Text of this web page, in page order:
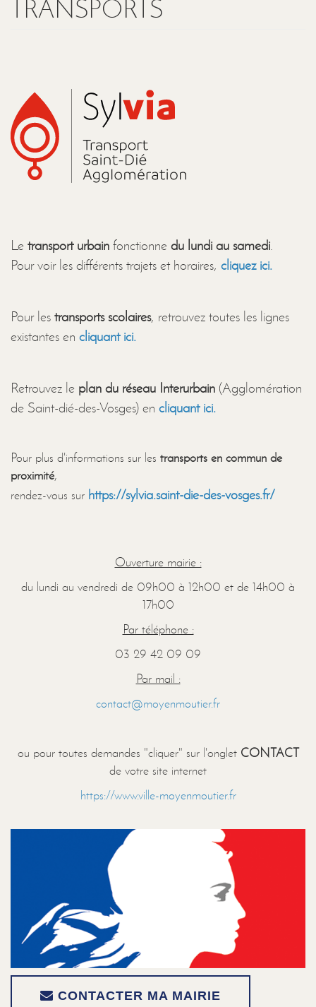
TRANSPORTS
Le transport urbain fonctionne du lundi au samedi.
Pour voir les différents trajets et horaires, cliquez ici.
Pour les transports scolaires, retrouvez toutes les lignes
existantes en cliquant ici.
Retrouvez le plan du réseau Interurbain (Agglomération
de Saint-dié-des-Vosges) en cliquant ici.
Pour plus d'informations sur les transports en commun de
proximité,
rendez-vous sur https://sylvia.saint-die-des-vosges.fr/
Ouverture mairie :
du lundi au vendredi de 09h00 à 12h00 et de 14h00 à
17h00
Par téléphone :
03 29 42 09 09
Par mail :
contact@moyenmoutier.fr
ou pour toutes demandes "cliquer" sur l'onglet CONTACT
de votre site internet
https://www.ville-moyenmoutier.fr
CONTACTER MA MAIRIE